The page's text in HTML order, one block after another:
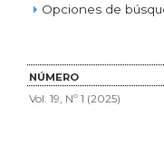
Opciones de
NÚMERO
Vol. 19, Nº 1 (2025)